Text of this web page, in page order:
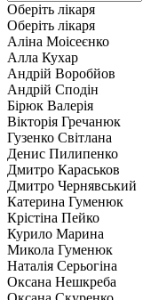
Оберіть лікаря
Оберіть лікаря
Аліна Моісеєнко
Алла Кухар
Андрій Воробйов
Андрій Сподін
Бірюк Валерія
Вікторія Гречанюк
Гузенко Світлана
Денис Пилипенко
Дмитро Караськов
Дмитро Чернявський
Катерина Гуменюк
Крістіна Пейко
Курило Марина
Микола Гуменюк
Наталія Серьогіна
Оксана Нешкреба